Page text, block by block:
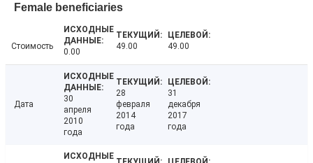
Female beneficiaries
Стоимость
0.00
49.00 49.00
Дата
30
апреля
2010
года
28
февраля
2014
года
31
декабря
2017
года